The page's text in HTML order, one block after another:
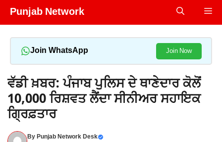
Skip
Punjab Network
Join WhatsApp Join Now
ਵੱਡੀ ਖ਼ਬਰ: ਪੰਜਾਬ ਪੁਲਿਸ ਦੇ ਥਾਣੇਦਾਰ ਕੋਲੋਂ
10,000 ਰਿਸ਼ਵਤ ਲੈਂਦਾ ਸੀਨੀਅਰ ਸਹਾਇਕ
ਗ੍ਰਿਫ਼ਤਾਰ
ByPunjab Network Desk